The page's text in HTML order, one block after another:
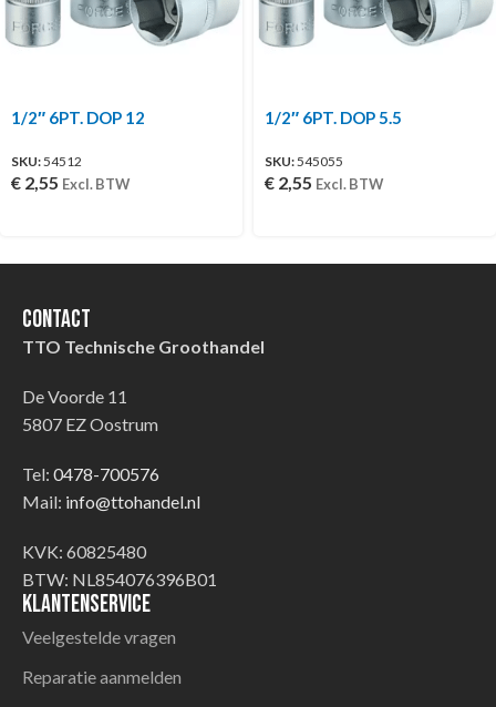
1/2″ 6PT. DOP 12
SKU:54512
€ 2,55 Excl. BTW
1/2″ 6PT. DOP 5.5
SKU:545055
€ 2,55 Excl. BTW
Contact
TTO Technische Groothandel
De Voorde 11
5807 EZ Oostrum
Tel: 0478-700576
Mail: info@ttohandel.nl
KVK: 60825480
BTW: NL854076396B01
Klantenservice
Veelgestelde vragen
Reparatie aanmelden